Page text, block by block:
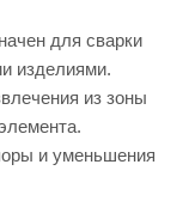
для сварки
изделиями.
из зоны
и уменьшения